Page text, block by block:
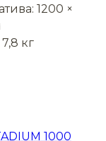
1200 ×
кг